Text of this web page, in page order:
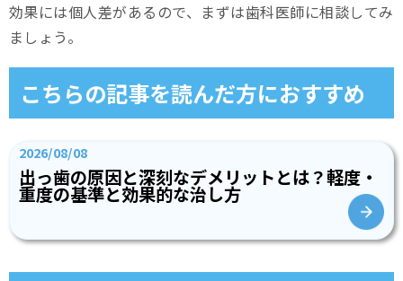
効果には個人差があるので、まずは歯科医師に相談してみ
ましょう。
こちらの記事を読んだ方におすすめ
2026/08/08
出っ歯の原因と深刻なデメリットとは？軽度・
重度の基準と効果的な治し方